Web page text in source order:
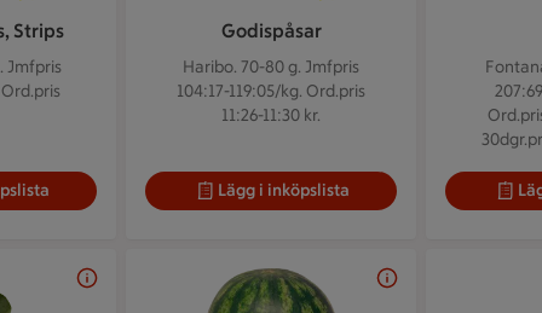
Strips
Jmfpris
Godispåsar
Haribo. 70-80 g. Jmfpris
104:17-119:05/kg. Ord.pris
11:26-11:30 kr.
Lägg i inköpslista